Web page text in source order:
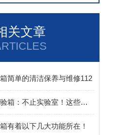
关文章
简单的清洁保养与维修112
冷凝水循环试验箱：不止实验室！这些关键领域早已离不开它
有着以下几大功能所在！